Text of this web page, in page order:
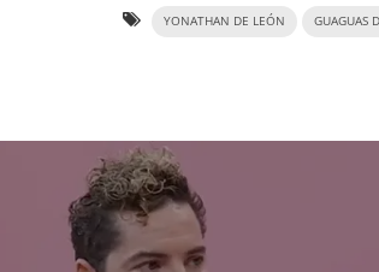
YONATHAN DE LEÓN GUAGUAS